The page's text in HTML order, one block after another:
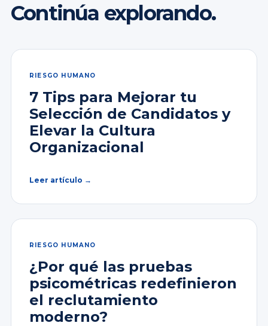
Continúa explorando.
RIESGO HUMANO
7 Tips para Mejorar tu
Selección de Candidatos y
Elevar la Cultura
Organizacional
Leer artículo →
RIESGO HUMANO
¿Por qué las pruebas
psicométricas redefinieron
el reclutamiento
moderno?